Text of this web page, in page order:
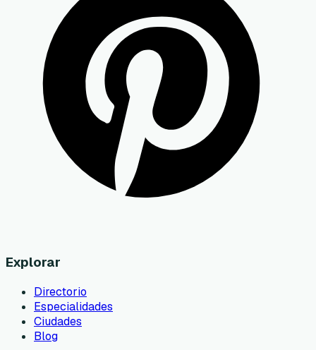
Explorar
Directorio
Especialidades
Ciudades
Blog